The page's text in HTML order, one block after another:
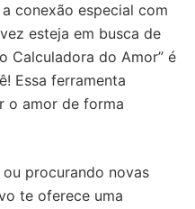
conexão especial com
esteja em busca de
Calculadora do Amor” é
Essa ferramenta
o amor de forma
procurando novas
te oferece uma